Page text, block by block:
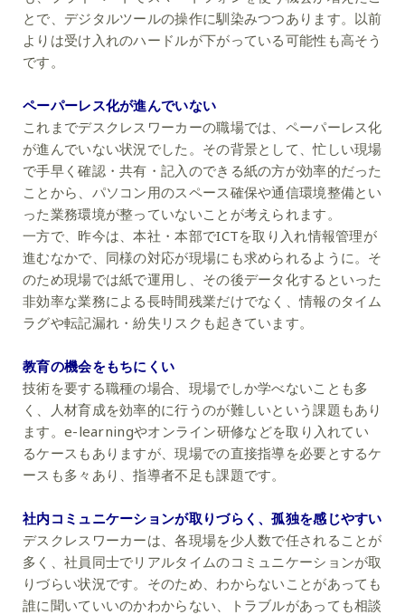
とで、デジタルツールの操作に馴染みつつあります。以前
よりは受け入れのハードルが下がっている可能性も高そう
です。
ペーパーレス化が進んでいない
これまでデスクレスワーカーの職場では、ペーパーレス化
が進んでいない状況でした。その背景として、忙しい現場
で手早く確認・共有・記入のできる紙の方が効率的だった
ことから、パソコン用のスペース確保や通信環境整備とい
った業務環境が整っていないことが考えられます。
一方で、昨今は、本社・本部でICTを取り入れ情報管理が
進むなかで、同様の対応が現場にも求められるように。そ
のため現場では紙で運用し、その後データ化するといった
非効率な業務による長時間残業だけでなく、情報のタイム
ラグや転記漏れ・紛失リスクも起きています。
教育の機会をもちにくい
技術を要する職種の場合、現場でしか学べないことも多
く、人材育成を効率的に行うのが難しいという課題もあり
ます。e-learningやオンライン研修などを取り入れてい
るケースもありますが、現場での直接指導を必要とするケ
ースも多々あり、指導者不足も課題です。
社内コミュニケーションが取りづらく、孤独を感じやすい
デスクレスワーカーは、各現場を少人数で任されることが
多く、社員同士でリアルタイムのコミュニケーションが取
りづらい状況です。そのため、わからないことがあっても
誰に聞いていいのかわからない、トラブルがあっても相談